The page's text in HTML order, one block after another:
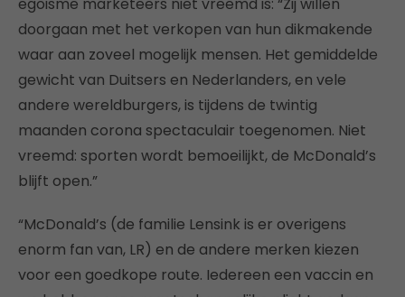
doorgaan met het verkopen van hun dikmakende
waar aan zoveel mogelijk mensen. Het gemiddelde
gewicht van Duitsers en Nederlanders, en vele
andere wereldburgers, is tijdens de twintig
maanden corona spectaculair toegenomen. Niet
vreemd: sporten wordt bemoeilijkt, de McDonald’s
blijft open.”
“McDonald’s (de familie Lensink is er overigens
enorm fan van, LR) en de andere merken kiezen
voor een goedkope route. Iedereen een vaccin en